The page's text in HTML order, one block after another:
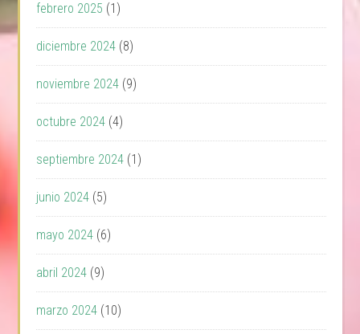
febrero 2025 (1)
diciembre 2024 (8)
noviembre 2024 (9)
octubre 2024 (4)
septiembre 2024 (1)
junio 2024 (5)
mayo 2024 (6)
abril 2024 (9)
marzo 2024 (10)